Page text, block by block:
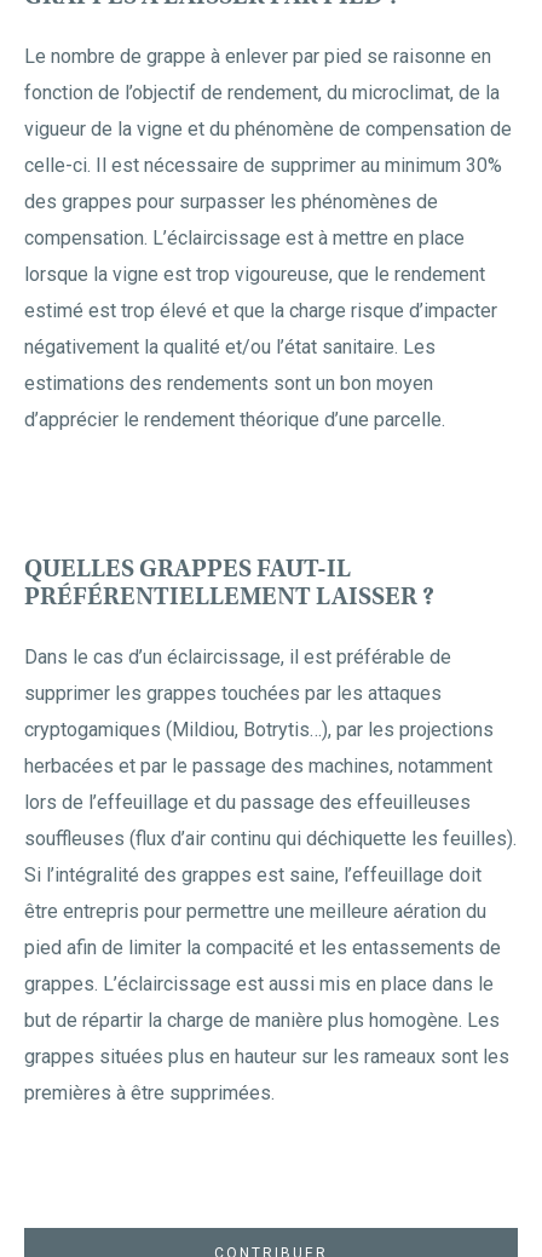
Le nombre de grappe à enlever par pied se raisonne en
fonction de l’objectif de rendement, du microclimat, de la
vigueur de la vigne et du phénomène de compensation de
celle-ci. Il est nécessaire de supprimer au minimum 30%
des grappes pour surpasser les phénomènes de
compensation. L’éclaircissage est à mettre en place
lorsque la vigne est trop vigoureuse, que le rendement
estimé est trop élevé et que la charge risque d’impacter
négativement la qualité et/ou l’état sanitaire. Les
estimations des rendements sont un bon moyen
d’apprécier le rendement théorique d’une parcelle.
QUELLES GRAPPES FAUT-IL
PRÉFÉRENTIELLEMENT LAISSER ?
Dans le cas d’un éclaircissage, il est préférable de
supprimer les grappes touchées par les attaques
cryptogamiques (Mildiou, Botrytis…), par les projections
herbacées et par le passage des machines, notamment
lors de l’effeuillage et du passage des effeuilleuses
souffleuses (flux d’air continu qui déchiquette les feuilles).
Si l’intégralité des grappes est saine, l’effeuillage doit
être entrepris pour permettre une meilleure aération du
pied afin de limiter la compacité et les entassements de
grappes. L’éclaircissage est aussi mis en place dans le
but de répartir la charge de manière plus homogène. Les
grappes situées plus en hauteur sur les rameaux sont les
premières à être supprimées.
CONTRIBUER